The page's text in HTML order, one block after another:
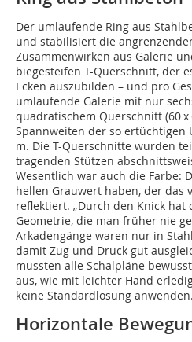
Der umlaufende Ring aus
und stabilisiert die
Zusammenwirken aus Galerie
biegesteifen T-Querschnitt, der
Ecken auszubilden – und pro
umlaufende Galerie mit nur
quadratischem Querschnitt (60
Spannweiten der so
m. Die T-Querschnitte wurden
tragenden Stützen
Wesentlich war auch die Farbe:
hellen Grauwert haben, der das
reflektiert. „Durch den Knick hat
Geometrie, die man früher nie
Arkadengänge waren nur in
damit Zug und Druck gut
mussten alle Schalpläne
aus, wie mit leichter Hand
keine Standardlösung
Horizontale